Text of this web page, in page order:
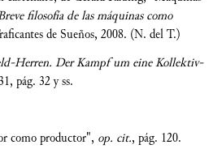
filosofía de las máquinas como
de Sueños, 2008. (N. del T.)
Herren. Der Kampf um eine Kollektiv-
pág. 32 y ss.
como productor", op. cit., pág. 120.